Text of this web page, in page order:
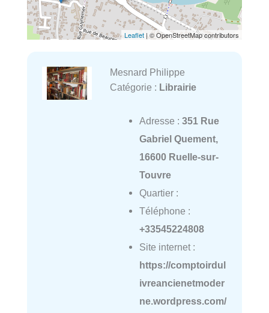
Leaflet | © OpenStreetMap contributors
Mesnard Philippe
Catégorie : Librairie
Adresse : 351 Rue
Gabriel Quement,
16600 Ruelle-sur-
Touvre
Quartier :
Téléphone :
+33545224808
Site internet :
https://comptoirdul
ivreancienetmoder
ne.wordpress.com/